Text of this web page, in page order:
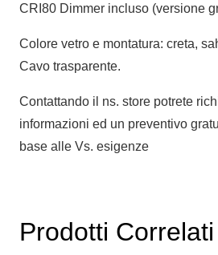
CRI80 Dimmer incluso (versione
Colore vetro e montatura: creta,
Cavo trasparente.
Contattando il ns. store potrete
informazioni ed un preventivo
base alle Vs. esigenze
Prodotti Correlati